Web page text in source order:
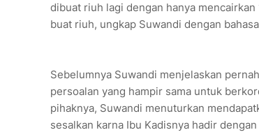
dibuat riuh lagi dengan hanya
buat riuh, ungkap Suwandi dengan
Sebelumnya Suwandi menjelaskan
persoalan yang hampir sama untuk
pihaknya, Suwandi menuturkan
sesalkan karna Ibu Kadisnya hadir